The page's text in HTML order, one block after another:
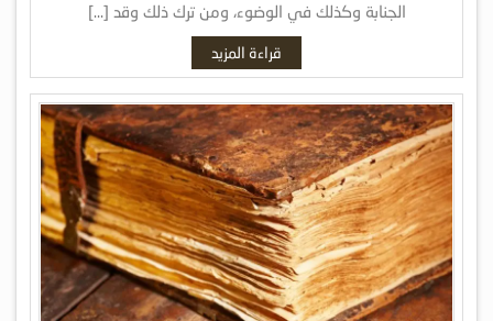
الجنابة وكذلك في الوضوء، ومن ترك ذلك وقد […]
قراءة المزيد